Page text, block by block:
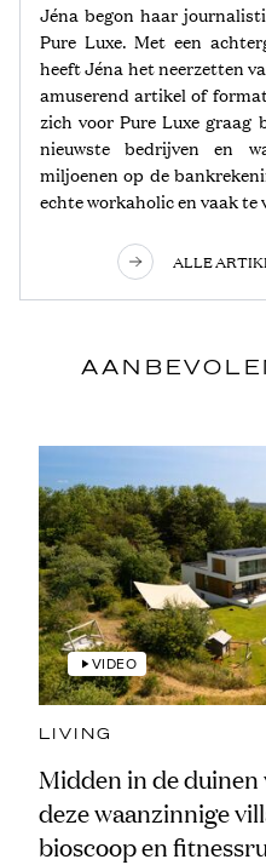
Jéna begon haar
Pure Luxe. Met een
heeft Jéna het neerzetten
amuserend artikel of
zich voor Pure Luxe graag
nieuwste bedrijven en
miljoenen op de
echte workaholic en vaak
ALLE
VIDEO
LIVING
Midden in de
deze waanzinnige
bioscoop en